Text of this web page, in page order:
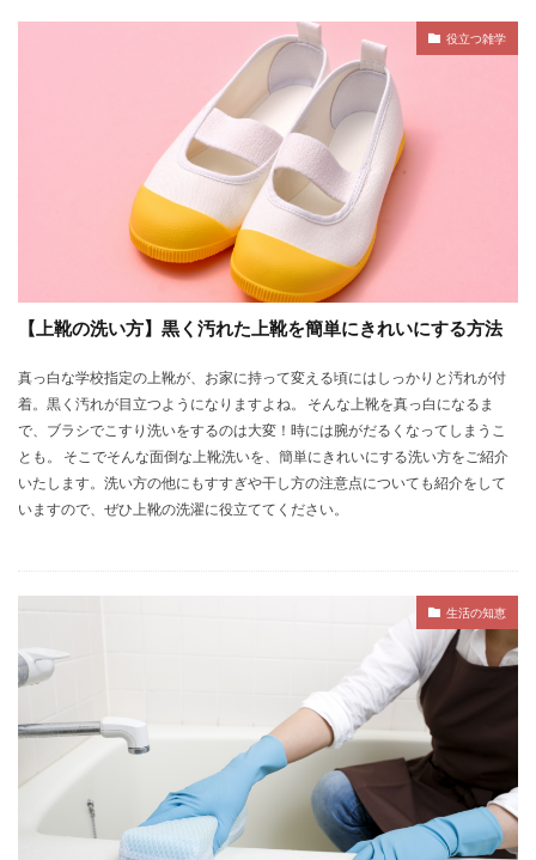
役立つ雑学
【上靴の洗い方】黒く汚れた上靴を簡単にきれいにする方法
真っ白な学校指定の上靴が、お家に持って変える頃にはしっかりと汚れが付
着。黒く汚れが目立つようになりますよね。 そんな上靴を真っ白になるま
で、ブラシでこすり洗いをするのは大変！時には腕がだるくなってしまうこ
とも。 そこでそんな面倒な上靴洗いを、簡単にきれいにする洗い方をご紹介
いたします。洗い方の他にもすすぎや干し方の注意点についても紹介をして
いますので、ぜひ上靴の洗濯に役立ててください。
生活の知恵